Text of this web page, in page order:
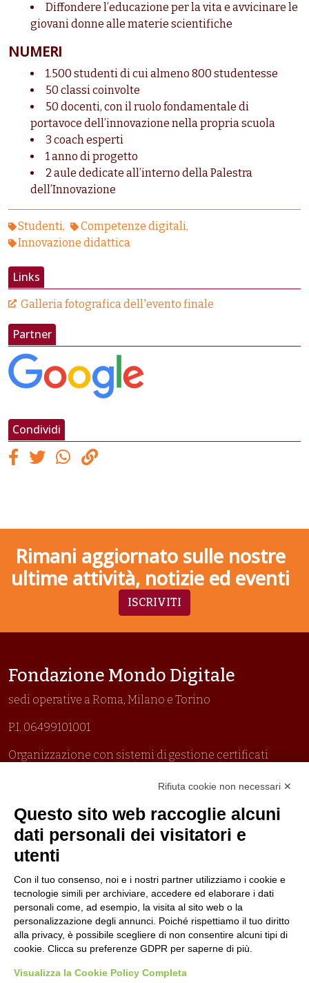
Diffondere l’educazione per la vita e avvicinare le
giovani donne alle materie scientifiche
NUMERI
1.500 studenti di cui almeno 800 studentesse
50 classi coinvolte
50 docenti, con il ruolo fondamentale di
portavoce dell’innovazione nella propria scuola
3 coach esperti
1 anno di progetto
2 aule dedicate all’interno della Palestra
dell’Innovazione
Studenti
Competenze digitali
Innovazione didattica
Links
Galleria fotografica dell'evento finale
Partner
Condividi
Rimani aggiornato sulle nostre
ultime attività, notizie ed eventi
ISCRIVITI
Fondazione Mondo Digitale
sedi operative a Roma, Milano e Torino
P.I. 06499101001
Organizzazione con sistemi di gestione certificati
Politica per la parità di genere
Politica antibullismo
Piè di pagina
Contatti
Lavora con noi
Seguici su
Rifiuta cookie non necessari ✕
Questo sito web raccoglie alcuni
dati personali dei visitatori e
utenti
Con il tuo consenso, noi e i nostri partner utilizziamo i cookie e
tecnologie simili per archiviare, accedere ed elaborare i dati
personali come, ad esempio, la visita al sito web o la
personalizzazione degli annunci. Poiché rispettiamo il tuo diritto
alla privacy, è possibile scegliere di non consentire alcuni tipi di
cookie. Clicca su preferenze GDPR per saperne di più.
Visualizza la Cookie Policy Completa